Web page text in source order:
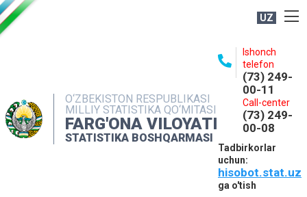
UZ
O‘ZBEKISTON RESPUBLIKASI
MILLIY STATISTIKA QO‘MITASI
FARG'ONA VILOYATI
STATISTIKA BOSHQARMASI
Ishonch
telefon
(73) 249-
00-11
Call-center
(73) 249-
00-08
Tadbirkorlar
uchun:
hisobot.stat.uz
ga o'tish
NASHRLAR
INTERAKTIV XIZMATLAR
MATBUOT XIZMATI